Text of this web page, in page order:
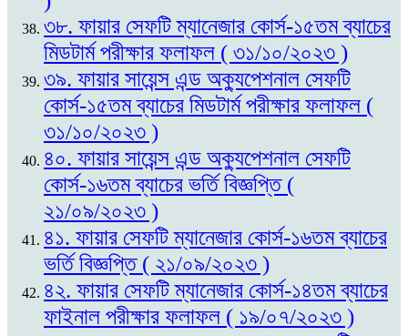
৩৮. ফায়ার সেফটি ম্যানেজার কোর্স-১৫তম ব্যাচের
মিডটার্ম পরীক্ষার ফলাফল ( ৩১/১০/২০২৩ )
৩৯. ফায়ার সায়েন্স এন্ড অক্যুপেশনাল সেফটি
কোর্স-১৫তম ব্যাচের মিডটার্ম পরীক্ষার ফলাফল (
৩১/১০/২০২৩ )
৪০. ফায়ার সায়েন্স এন্ড অক্যুপেশনাল সেফটি
কোর্স-১৬তম ব্যাচের ভর্তি বিজ্ঞপ্তি (
২১/০৯/২০২৩ )
৪১. ফায়ার সেফটি ম্যানেজার কোর্স-১৬তম ব্যাচের
ভর্তি বিজ্ঞপ্তি ( ২১/০৯/২০২৩ )
৪২. ফায়ার সেফটি ম্যানেজার কোর্স-১৪তম ব্যাচের
ফাইনাল পরীক্ষার ফলাফল ( ১৯/০৭/২০২৩ )